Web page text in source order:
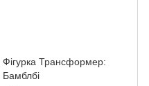
Фігурка Трансформер:
Бамблбі